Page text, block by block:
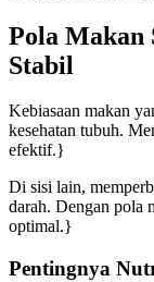
Pola Makan
Stabil
Kebiasaan makan
kesehatan tubuh.
efektif.}
Di sisi lain,
darah. Dengan pola
optimal.}
Pentingnya